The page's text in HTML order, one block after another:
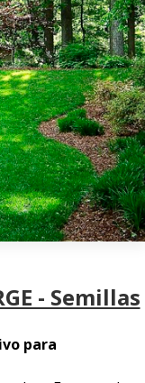
- Semillas
para